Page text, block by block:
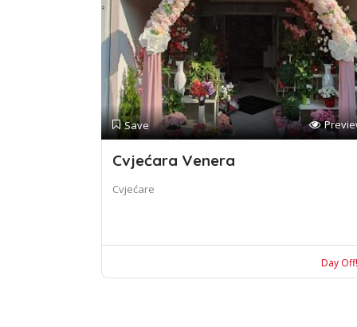
Save
Cvjećara Venera
Cvjećare
Day